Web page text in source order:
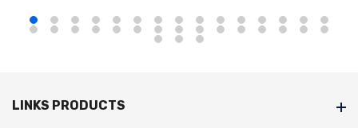
LINKS PRODUCTS